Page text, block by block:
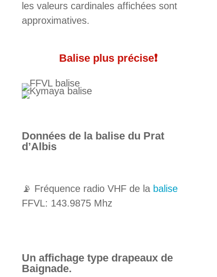
les valeurs cardinales affichées sont
approximatives.
Balise plus précise❗️
Données de la balise du Prat
d’Albis
📡 Fréquence radio VHF de la balise
FFVL: 143.9875 Mhz
Un affichage type drapeaux de
Baignade.